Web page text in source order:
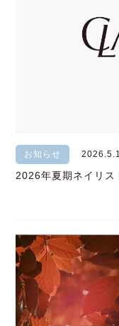
お知らせ 2026.5.1
2026年夏期ネイリス